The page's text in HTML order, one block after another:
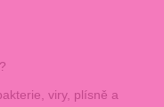
viry, plísně a